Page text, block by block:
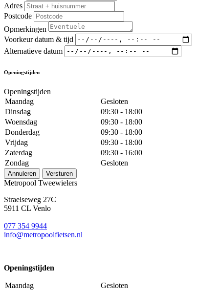
Adres
Postcode
Opmerkingen
Voorkeur datum & tijd
Alternatieve datum
Openingstijden
Openingstijden
Maandag
Gesloten
Dinsdag
09:30 - 18:00
Woensdag
09:30 - 18:00
Donderdag
09:30 - 18:00
Vrijdag
09:30 - 18:00
Zaterdag
09:30 - 16:00
Zondag
Gesloten
Annuleren Versturen
Metropool Tweewielers
Straelseweg 27C
5911 CL Venlo
077 354 9944
info@metropoolfietsen.nl
Openingstijden
Maandag
Gesloten